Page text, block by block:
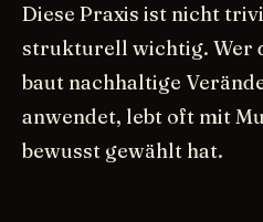
Diese Praxis ist nicht
strukturell wichtig. Wer
baut nachhaltige
anwendet, lebt oft mit
bewusst gewählt hat.